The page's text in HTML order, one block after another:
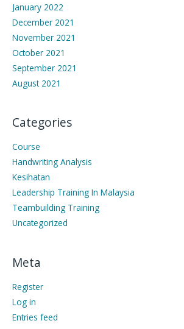
January 2022
December 2021
November 2021
October 2021
September 2021
August 2021
Categories
Course
Handwriting Analysis
Kesihatan
Leadership Training In Malaysia
Teambuilding Training
Uncategorized
Meta
Register
Log in
Entries feed